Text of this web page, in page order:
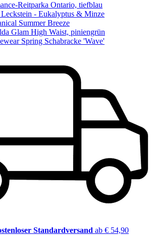
Reitparka Ontario, tiefblau
- Eukalyptus & Minze
Summer Breeze
Glam High Waist, piniengrün
Spring Schabracke 'Wave'
Standardversand ab € 54,90